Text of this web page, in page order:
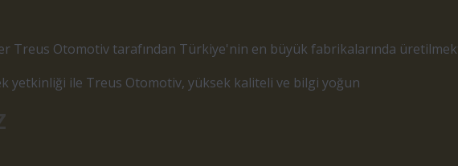
Treus Otomotiv tarafından Türkiye'nin en büyük fabrikalarında
yetkinliği ile Treus Otomotiv, yüksek kaliteli ve bilgi yoğun